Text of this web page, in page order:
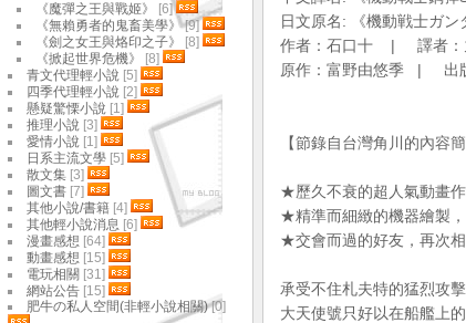
日文原名: 《機動戦士ガン
作者：石口十 | 譯者
原作：富野由悠季 | 出
【節錄自台灣角川的內容簡
★歷久不衰的超人氣動畫
★精準而細緻的機器繪製
★交會而過的好友，再次
承受不住札夫特的猛烈攻擊
大天使號只好以在船艦上
《魔彈之王與戰姬》
[6]
《無賴勇者的鬼畜美學》[9]
《劍之女王與烙印之子》
[8]
《掀起世界危機》
[8]
青文代理輕小說 [5]
四季代理輕小說 [2]
懸疑驚慄小說 [1]
推理小說 [3]
愛情小說 [1]
日系主流文學 [5]
散文集 [3]
圖文書 [7]
其他小說/書籍 [4]
其他輕小說消息 [6]
漫畫感想 [64]
動畫感想 [15]
電玩相關 [31]
網站公告 [15]
肥牛の私人空間(非輕小說相關)[0]